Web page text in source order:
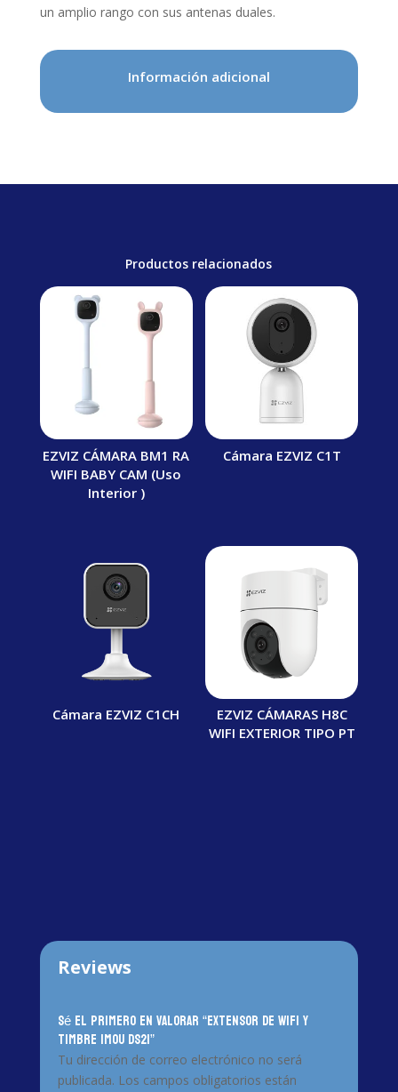
un amplio rango con sus antenas duales.
Información adicional
Productos relacionados
EZVIZ CÁMARA BM1 RA
WIFI BABY CAM (Uso
Interior )
Cámara EZVIZ C1T
Cámara EZVIZ C1CH
EZVIZ CÁMARAS H8C
WIFI EXTERIOR TIPO PT
Reviews
Sé el primero en valorar “Extensor de WiFi y
Timbre IMOU DS21”
Tu dirección de correo electrónico no será
publicada. Los campos obligatorios están